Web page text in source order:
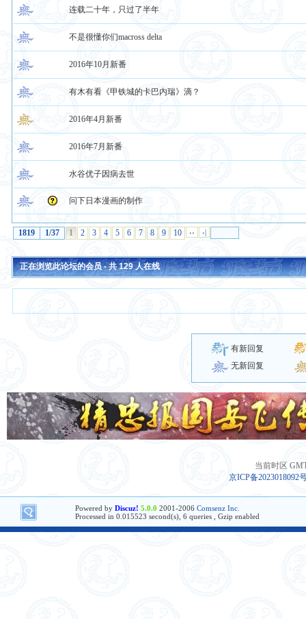
连载二十年，只过了半年
不是很懂你们macross delta
2016年10月新番
有木有看《甲铁城的卡巴内瑞》滴？
2016年4月新番
2016年7月新番
水谷优子因病去世
问下日本漫画的制作
1819 1/37 1 2 3 4 5 6 7 8 9 10 ›› ›|
正在浏览此论坛的会员 - 共129人在线
有新回复
无新回复
当前时区
京ICP备2023018092
Powered by Discuz! 5.0.0 2001-2006 Comsenz Inc.
Processed in 0.015523 second(s), 6 queries , Gzip enabled